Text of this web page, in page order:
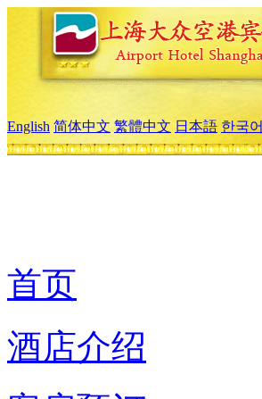
English 简体中文 繁體中文 日本語 한국어
首页
酒店介绍